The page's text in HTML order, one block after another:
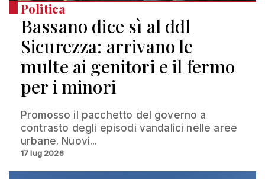
Politica
Bassano dice sì al ddl
Sicurezza: arrivano le
multe ai genitori e il fermo
per i minori
Promosso il pacchetto del governo a
contrasto degli episodi vandalici nelle aree
urbane. Nuovi...
17 lug 2026